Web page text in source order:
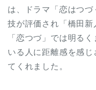
は、ドラマ「恋はつ
技が評価され「橋田新
「恋つづ」では明る
いる人に距離感を感
てくれました。